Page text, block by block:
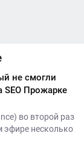
не смогли
SEO Прожарке
во второй раз
эфире несколько